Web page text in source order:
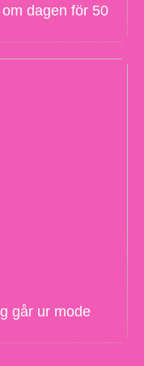
dagen för 50
går ur mode